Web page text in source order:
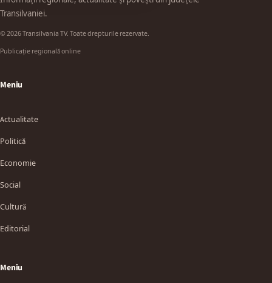
Transilvaniei.
© 2026 Transilvania TV. Toate drepturile rezervate.
Publicație regională online
Meniu
Actualitate
Politică
Economie
Social
Cultură
Editorial
Meniu